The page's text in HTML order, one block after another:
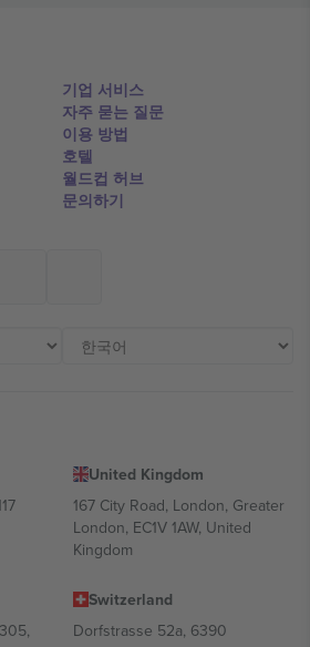
기업 서비스
자주 묻는 질문
이용 방법
호텔
월드컵 허브
문의하기
United Kingdom
167 City Road, London, Greater
London, EC1V 1AW, United
Kingdom
Switzerland
Dorfstrasse 52a, 6390